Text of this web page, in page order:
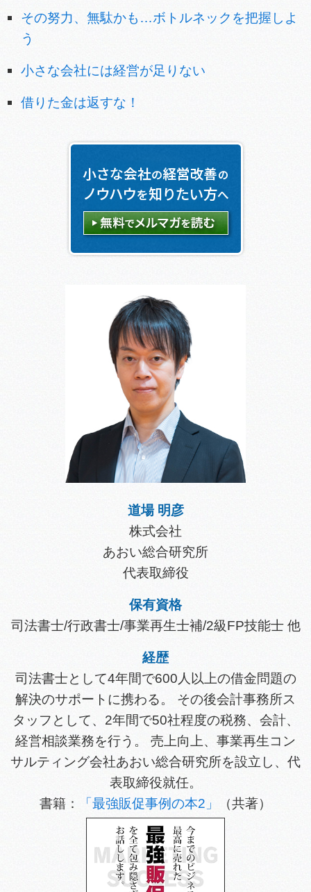
その努力、無駄かも…ボトルネックを把握しよ
う
小さな会社には経営が足りない
借りた金は返すな！
道場 明彦
株式会社
あおい総合研究所
代表取締役
保有資格
司法書士/行政書士/事業再生士補/2級FP技能士 他
経歴
司法書士として4年間で600人以上の借金問題の
解決のサポートに携わる。 その後会計事務所ス
タッフとして、2年間で50社程度の税務、会計、
経営相談業務を行う。 売上向上、事業再生コン
サルティング会社あおい総合研究所を設立し、代
表取締役就任。
書籍：
「最強販促事例の本2」 （共著）